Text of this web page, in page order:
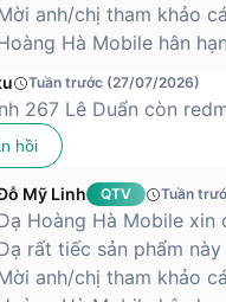
anh/chị tham khảo
Hà Mobile hân
Tuần trước (27/07/2026)
267 Lê Duẩn còn
hồi
Mỹ Linh QTV Tuần
Hoàng Hà Mobile xin
rất tiếc sản phẩm
anh/chị tham khảo